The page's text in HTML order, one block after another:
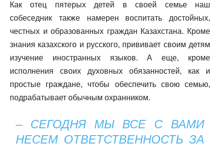
Как отец пятерых детей в своей семье наш
собеседник также намерен воспитать достойных,
честных и образованных граждан Казахстана. Кроме
знания казахского и русского, прививает своим детям
изучение иностранных языков. А еще, кроме
исполнения своих духовных обязанностей, как и
простые граждане, чтобы обеспечить свою семью,
подрабатывает обычным охранником.
– СЕГОДНЯ МЫ ВСЕ С ВАМИ
НЕСЕМ ОТВЕТСТВЕННОСТЬ ЗА